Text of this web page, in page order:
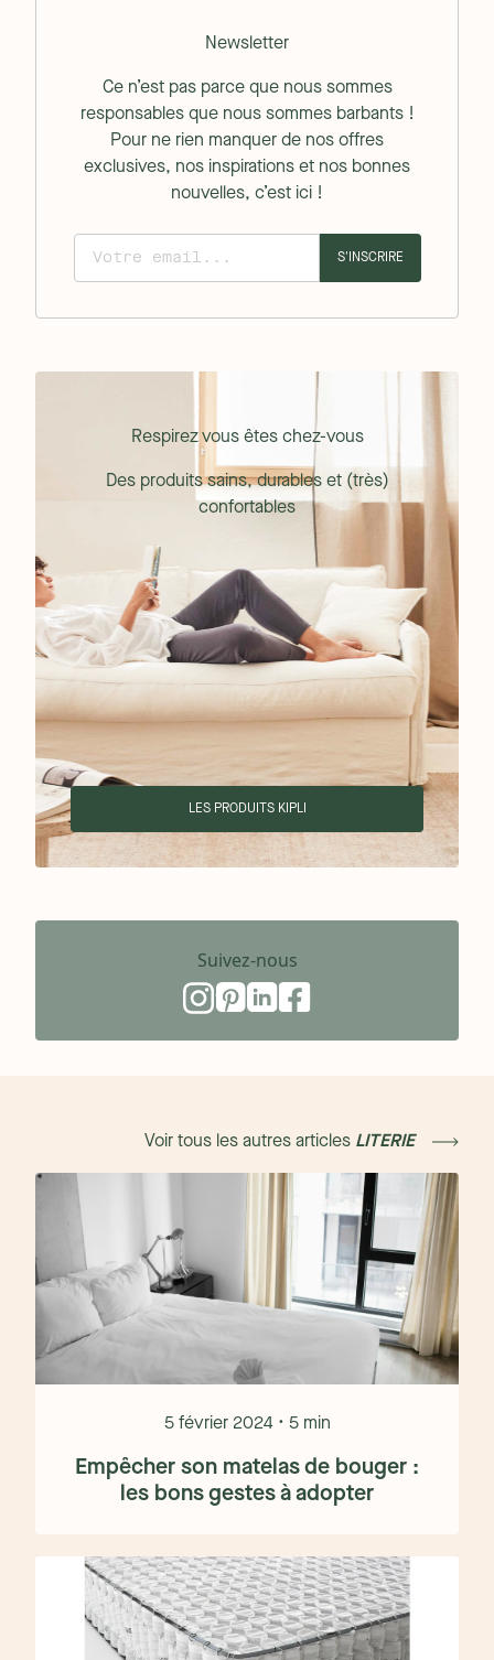
Newsletter
Ce n’est pas parce que nous sommes
responsables que nous sommes barbants !
Pour ne rien manquer de nos offres
exclusives, nos inspirations et nos bonnes
nouvelles, c’est ici !
S'INSCRIRE
Respirez vous êtes chez-vous
Des produits sains, durables et (très)
confortables
LES PRODUITS KIPLI
Suivez-nous
Voir tous les autres articles LITERIE
5 février 2024 • 5 min
Empêcher son matelas de bouger :
les bons gestes à adopter